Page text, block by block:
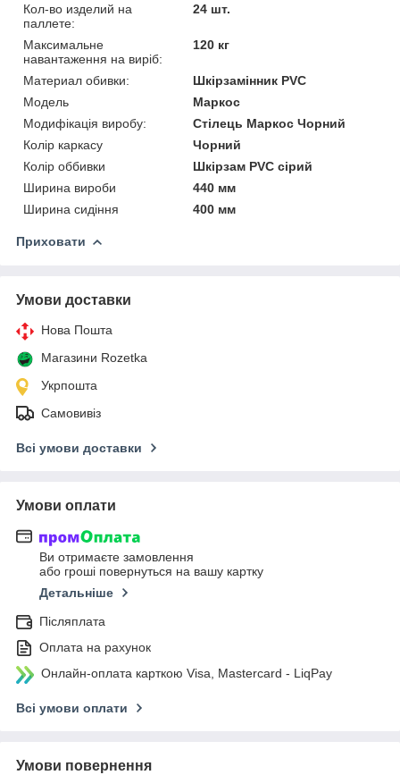
Кол-во изделий на
паллете:
24 шт.
Максимальне
навантаження на виріб:
120 кг
Материал обивки:
Шкірзамінник PVC
Мoдель
Маркос
Модифікація виробу:
Стілець Маркос Чорний
Колір каркасу
Чорний
Колір оббивки
Шкірзам PVC сірий
Ширина вироби
440 мм
Ширина сидіння
400 мм
Приховати
Умови доставки
Нова Пошта
Магазини Rozetka
Укрпошта
Самовивіз
Всі умови доставки
Умови оплати
Ви отримаєте замовлення
або гроші повернуться на вашу картку
Детальніше
Післяплата
Оплата на рахунок
Онлайн-оплата карткою Visa, Mastercard - LiqPay
Всі умови оплати
Умови повернення